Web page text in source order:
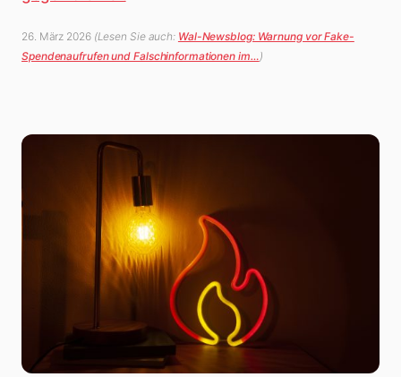
26. März 2026 (Lesen Sie auch: Wal-Newsblog: Warnung vor Fake-
Spendenaufrufen und Falschinformationen im…)